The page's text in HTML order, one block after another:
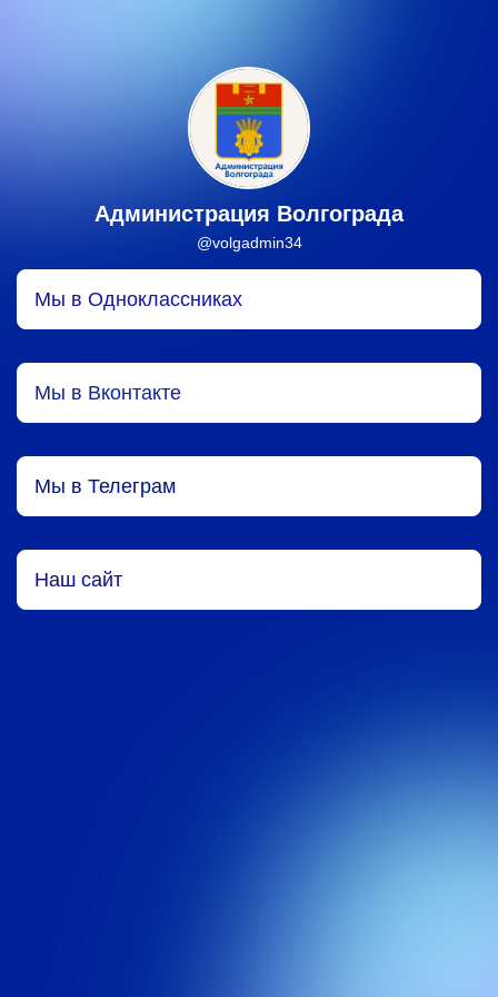
Администрация Волгограда
@volgadmin34
Мы в Одноклассниках
Мы в Вконтакте
Мы в Телеграм
Наш сайт